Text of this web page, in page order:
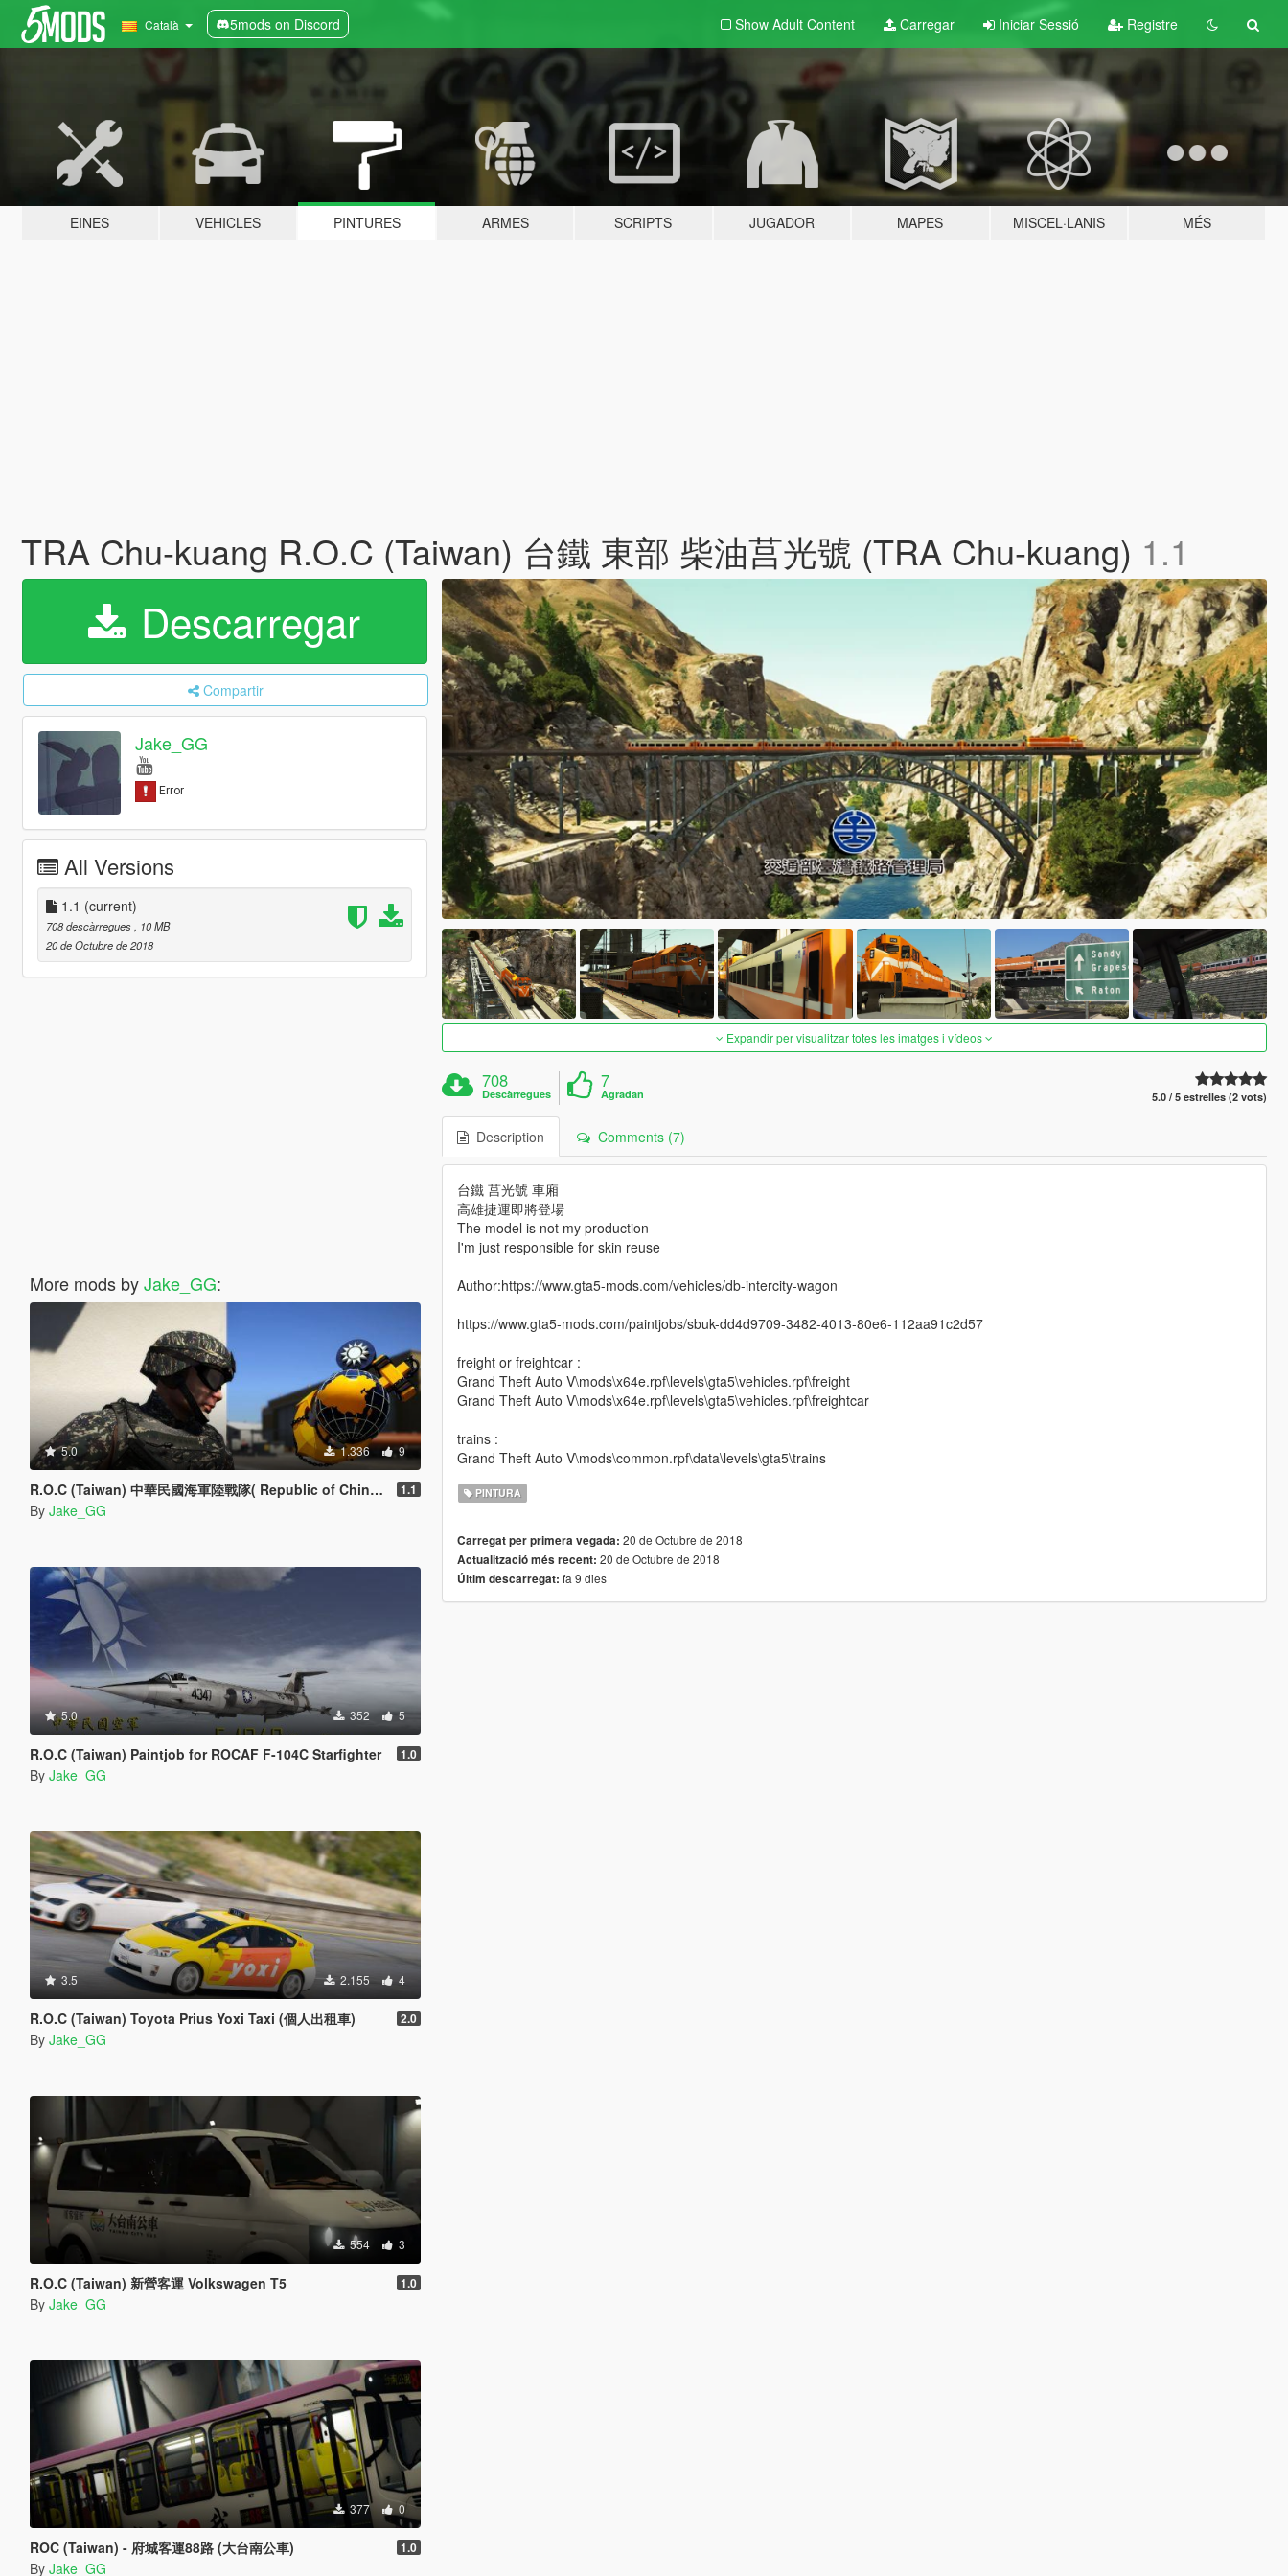
Català 5mods on Discord Show Adult Content Carregar Iniciar Sessió Registre
EINES VEHICLES PINTURES ARMES SCRIPTS JUGADOR MAPES MISCEL·LANIS MÉS
TRA Chu-kuang R.O.C (Taiwan) 台鐵 東部 柴油莒光號 (TRA Chu-kuang) 1.1
Descarregar
Compartir
Jake_GG
All Versions
1.1 (current)
708 descàrregues
, 10 MB
20 de Octubre de 2018
More mods byJake_GG:
5.0 1.336 9
R.O.C (Taiwan) 中華民國海軍陸戰隊( Republic of China Marine Corps ) 1.1
By Jake_GG
5.0 352 5
R.O.C (Taiwan) Paintjob for ROCAF F-104C Starfighter 1.0
By Jake_GG
3.5 2.155 4
R.O.C (Taiwan) Toyota Prius Yoxi Taxi (個人出租車) 2.0
By Jake_GG
554 3
R.O.C (Taiwan) 新營客運 Volkswagen T5 1.0
By Jake_GG
377 0
ROC (Taiwan) - 府城客運88路 (大台南公車) 1.0
By Jake_GG
Expandir per visualitzar totes les imatges i vídeos
708
Descàrregues
7
Agradan 5.0 / 5 estrelles (2 vots)
Description Comments (7)
台鐵 莒光號 車廂
高雄捷運即將登場
The model is not my production
I'm just responsible for skin reuse
Author:https://www.gta5-mods.com/vehicles/db-intercity-wagon
https://www.gta5-mods.com/paintjobs/sbuk-dd4d9709-3482-4013-80e6-112aa91c2d57
freight or freightcar :
Grand Theft Auto V\mods\x64e.rpf\levels\gta5\vehicles.rpf\freight
Grand Theft Auto V\mods\x64e.rpf\levels\gta5\vehicles.rpf\freightcar
trains :
Grand Theft Auto V\mods\common.rpf\data\levels\gta5\trains
PINTURA
Carregat per primera vegada: 20 de Octubre de 2018
Actualització més recent: 20 de Octubre de 2018
Últim descarregat: fa 9 dies